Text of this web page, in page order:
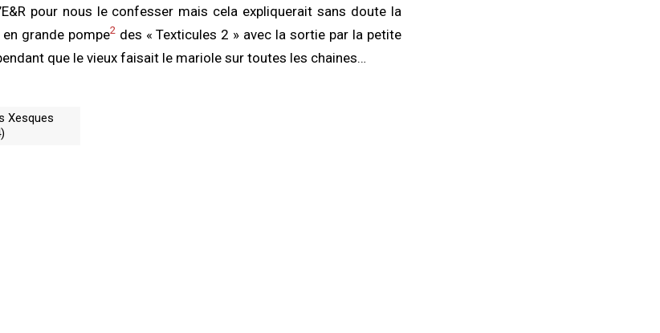
pour nous le confesser mais cela expliquerait sans doute la
grande pompe2des « Texticules 2 » avec la sortie par la petite
que le vieux faisait le mariole sur toutes les chaines…
Xesques